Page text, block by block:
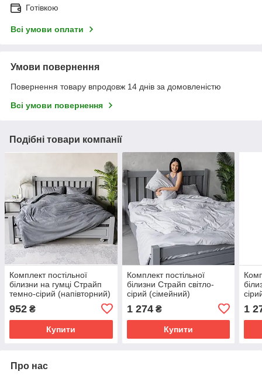
Готівкою
Всі умови оплати
Умови повернення
Повернення товару впродовж 14 днів за домовленістю
Всі умови повернення
Подібні товари компанії
Комплект постільної
білизни на гумці Страйп
темно-сірий (напівторний)
952 ₴
Купити
Комплект постільної
білизни Страйп світло-
сірий (сімейний)
1 274₴
Купити
1
Про нас